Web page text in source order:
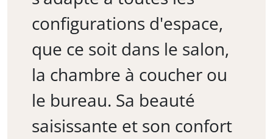
configurations d'espace,
que ce soit dans le salon,
la chambre à coucher ou
le bureau. Sa beauté
saisissante et son confort